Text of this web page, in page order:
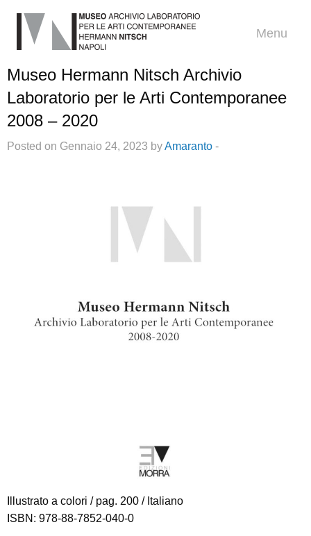
Menu
Museo Hermann Nitsch Archivio
Laboratorio per le Arti Contemporanee
2008 – 2020
Posted on Gennaio 24, 2023 byAmaranto -
Illustrato a colori / pag. 200 / Italiano
ISBN: 978-88-7852-040-0